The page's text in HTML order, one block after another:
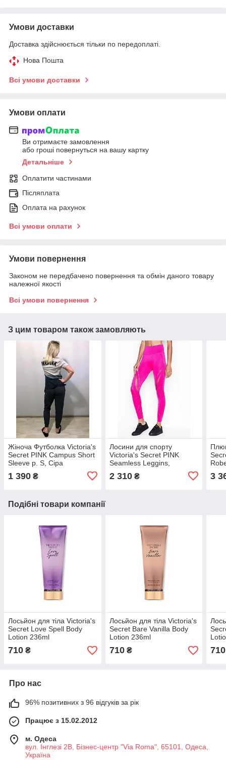
Умови доставки
Доставка здійснюється тільки по передоплаті.
Нова Пошта
Всі умови доставки
Умови оплати
Ви отримаєте замовлення
або гроші повернуться на вашу картку
Детальніше
Оплатити частинами
Післяплата
Оплата на рахунок
Всі умови оплати
Умови повернення
Законом не передбачено повернення та обмін даного товару
належної якості
Всі умови повернення
З цим товаром також замовляють
Жіноча Футболка Victoria's
Secret PINK Campus Short
Sleeve р. S, Сіра
1 390 ₴
Лосини для спорту
Victoria's Secret PINK
Seamless Leggins,
2 310₴ 3
Подібні товари компанії
Лосьйон для тіла Victoria's
Secret Love Spell Body
Lotion 236ml
710 ₴
Лосьйон для тіла Victoria's
Secret Bare Vanilla Body
Lotion 236ml
710₴ 710
Про нас
96% позитивних з 96 відгуків за рік
Працює з 15.02.2012
м. Одеса
вул. Інглезі 2В, Бізнес-центр "Via Roma", 65101, Одеса,
Україна